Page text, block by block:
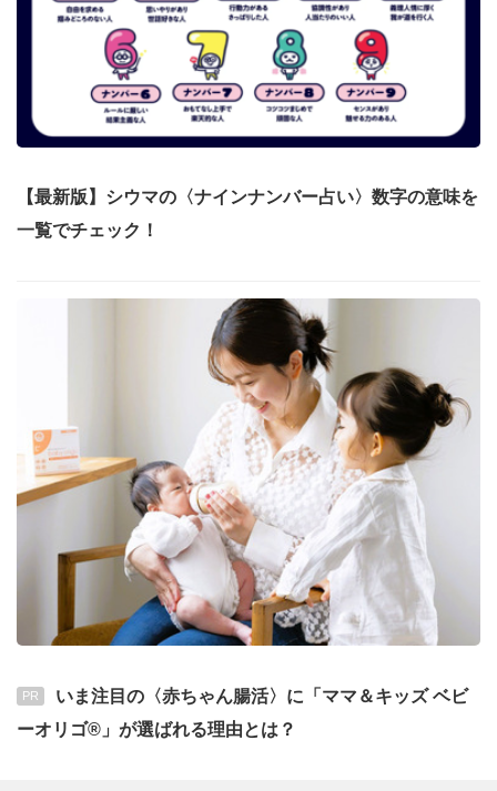
【最新版】シウマの〈ナインナンバー占い〉数字の意味を
一覧でチェック！
PR
いま注目の〈赤ちゃん腸活〉に「ママ＆キッズ ベビ
ーオリゴ®」が選ばれる理由とは？